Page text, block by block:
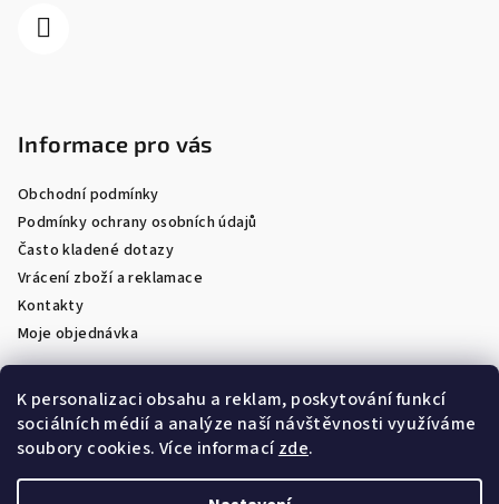
K personalizaci obsahu a reklam, poskytování funkcí
sociálních médií a analýze naší návštěvnosti využíváme
soubory cookies. Více informacízde.
Informace pro vás
Obchodní podmínky
Podmínky ochrany osobních údajů
Často kladené dotazy
Vrácení zboží a reklamace
Kontakty
Moje objednávka
Facebook